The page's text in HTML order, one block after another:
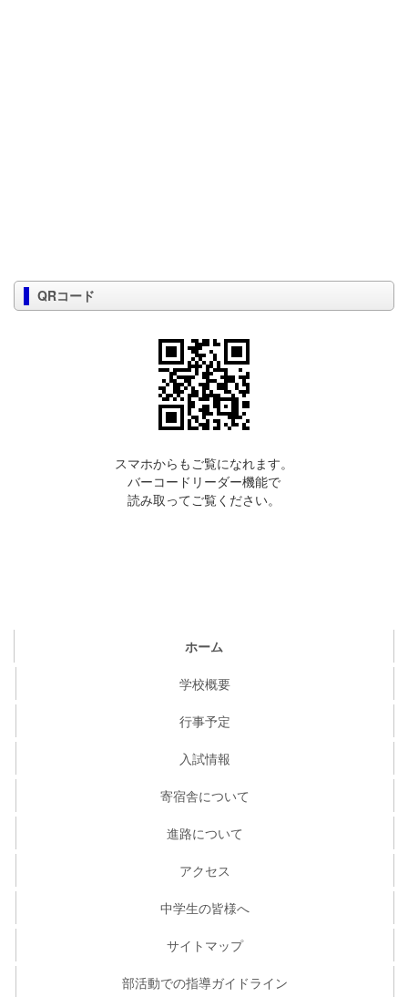
QRコード
スマホからもご覧になれます。
バーコードリーダー機能で
読み取ってご覧ください。
ホーム
学校概要
行事予定
入試情報
寄宿舎について
進路について
アクセス
中学生の皆様へ
サイトマップ
部活動での指導ガイドライン